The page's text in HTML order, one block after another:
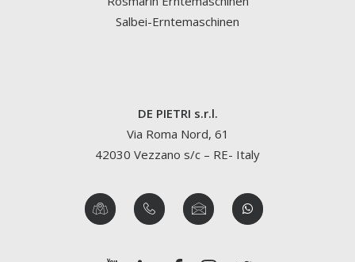
Salbei-Erntemaschinen
DE PIETRI s.r.l.
Via Roma Nord, 61
42030 Vezzano s/c – RE- Italy